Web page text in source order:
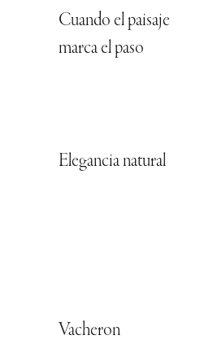
Cuando el paisaje
marca el paso
Elegancia natural
Vacheron